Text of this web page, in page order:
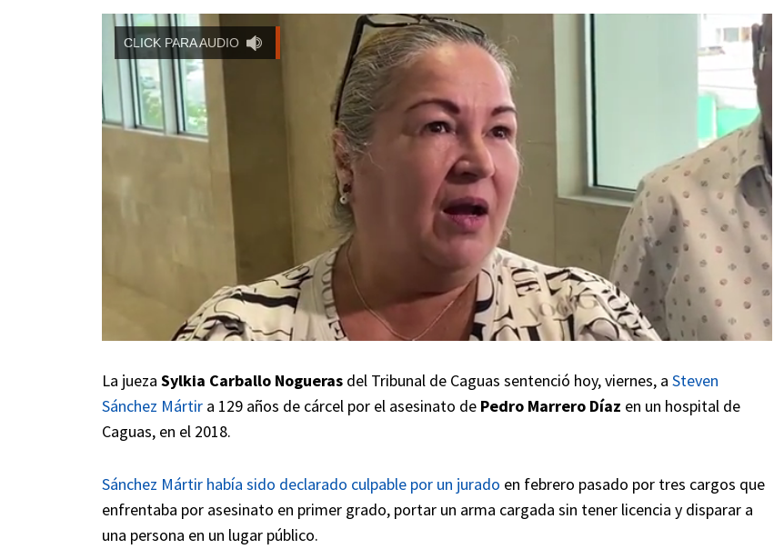
La jueza Sylkia Carballo Nogueras del Tribunal de Caguas sentenció hoy, viernes, a Steven
Sánchez Mártir a 129 años de cárcel por el asesinato de Pedro Marrero Díaz en un hospital de
Caguas, en el 2018.
Sánchez Mártir había sido declarado culpable por un jurado en febrero pasado por tres cargos que
enfrentaba por asesinato en primer grado, portar un arma cargada sin tener licencia y disparar a
una persona en un lugar público.